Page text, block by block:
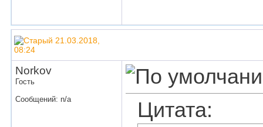
21.03.2018,
08:24
Norkov
Гость
Сообщений: n/a
Цитата: